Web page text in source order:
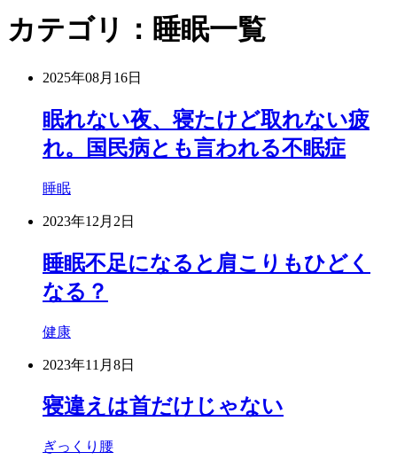
カテゴリ：睡眠一覧
2025年08月16日
眠れない夜、寝たけど取れない疲
れ。国民病とも言われる不眠症
睡眠
2023年12月2日
睡眠不足になると肩こりもひどく
なる？
健康
2023年11月8日
寝違えは首だけじゃない
ぎっくり腰